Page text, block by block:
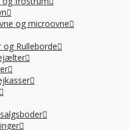
og microovne
Rulleborde